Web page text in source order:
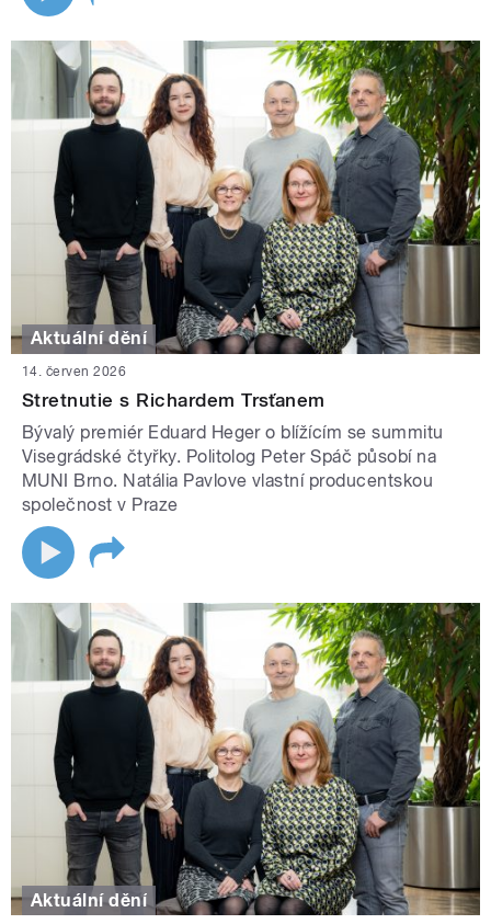
Aktuální dění
14. červen 2026
Stretnutie s Richardem Trsťanem
Bývalý premiér Eduard Heger o blížícím se summitu
Visegrádské čtyřky. Politolog Peter Spáč působí na
MUNI Brno. Natália Pavlove vlastní producentskou
společnost v Praze
Aktuální dění